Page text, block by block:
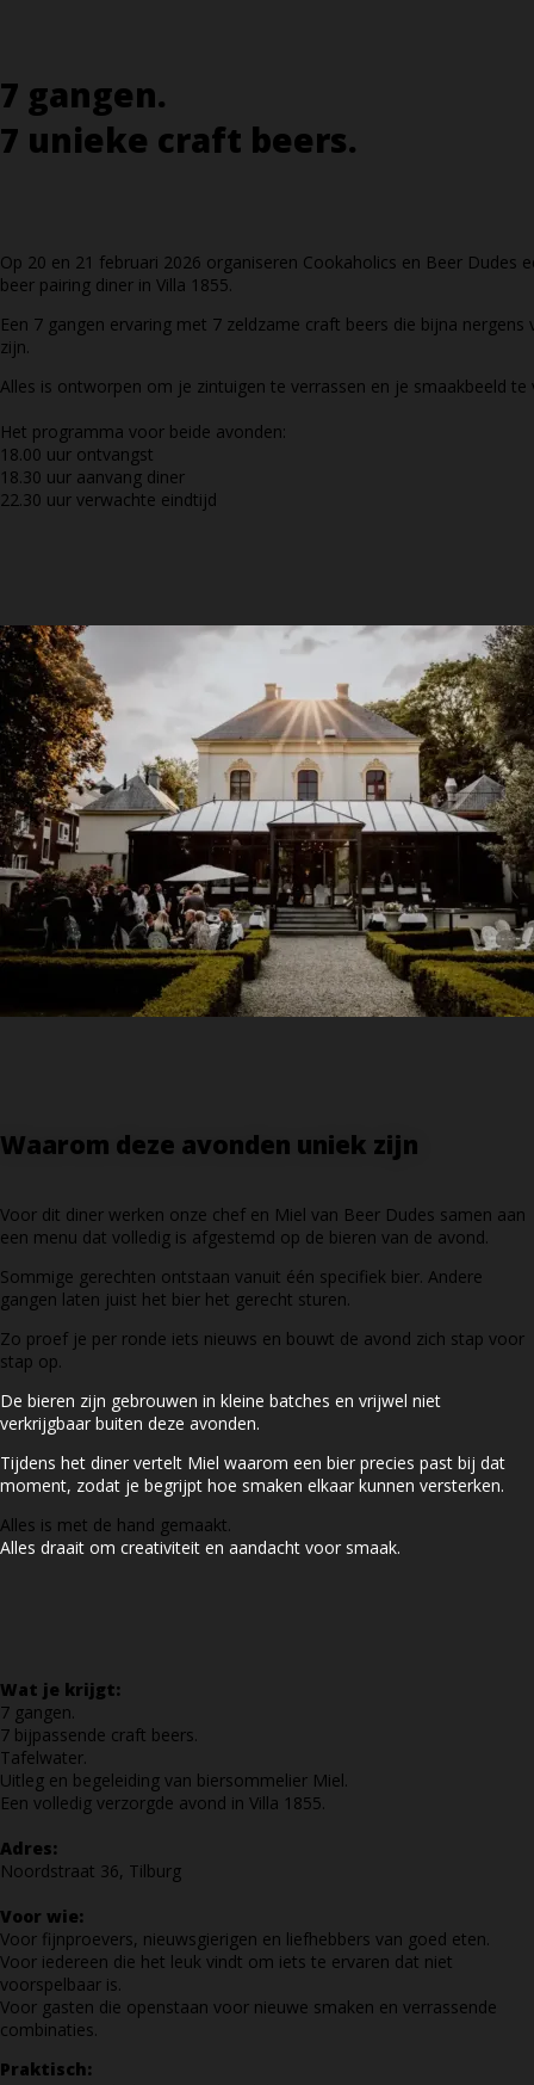
7 gangen.
7 unieke craft beers.
Op 20 en 21 februari 2026 organiseren Cookaholics en Beer Dudes
beer pairing diner in Villa 1855.
Een 7 gangen ervaring met 7 zeldzame craft beers die bijna nergens
zijn.
Alles is ontworpen om je zintuigen te verrassen en je smaakbeeld te
Het programma voor beide avonden:
18.00 uur ontvangst
18.30 uur aanvang diner
22.30 uur verwachte eindtijd
Waarom deze avonden uniek zijn
Voor dit diner werken onze chef en Miel van Beer Dudes samen aan
een menu dat volledig is afgestemd op de bieren van de avond.
Sommige gerechten ontstaan vanuit één specifiek bier. Andere
gangen laten juist het bier het gerecht sturen.
Zo proef je per ronde iets nieuws en bouwt de avond zich stap voor
stap op.
De bieren zijn gebrouwen in kleine batches en vrijwel niet
verkrijgbaar buiten deze avonden.
Tijdens het diner vertelt Miel waarom een bier precies past bij dat
moment, zodat je begrijpt hoe smaken elkaar kunnen versterken.
Alles is met de hand gemaakt.
Alles draait om creativiteit en aandacht voor smaak.
Wat je krijgt:
7 gangen.
7 bijpassende craft beers.
Tafelwater.
Uitleg en begeleiding van biersommelier Miel.
Een volledig verzorgde avond in Villa 1855.
Adres:
Noordstraat 36, Tilburg
Voor wie:
Voor fijnproevers, nieuwsgierigen en liefhebbers van goed eten.
Voor iedereen die het leuk vindt om iets te ervaren dat niet
voorspelbaar is.
Voor gasten die openstaan voor nieuwe smaken en verrassende
combinaties.
Praktisch: